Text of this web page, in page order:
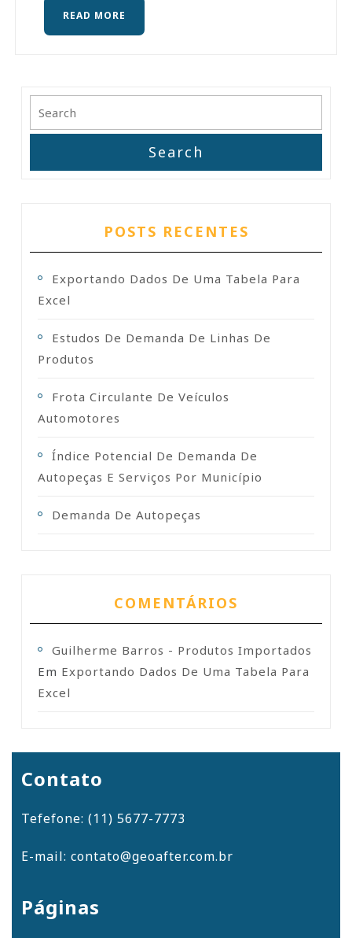
READ MORE
POSTS RECENTES
Exportando Dados De Uma Tabela Para
Excel
Estudos De Demanda De Linhas De
Produtos
Frota Circulante De Veículos
Automotores
Índice Potencial De Demanda De
Autopeças E Serviços Por Município
Demanda De Autopeças
COMENTÁRIOS
Guilherme Barros - Produtos Importados
Em Exportando Dados De Uma Tabela Para
Excel
Contato
Tefefone: (11) 5677-7773
E-mail: contato@geoafter.com.br
Páginas